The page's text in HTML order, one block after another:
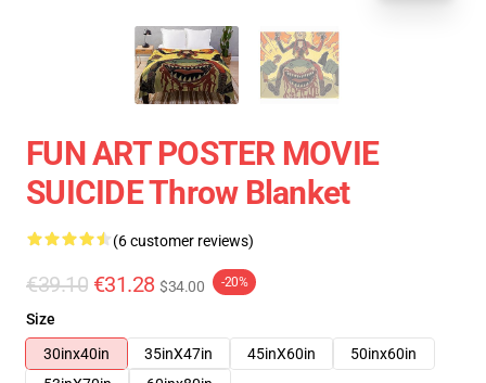
FUN ART POSTER MOVIE
SUICIDE Throw Blanket
(6 customer reviews)
€39.10 €31.28 $34.00 -20%
Size
30inx40in
35inX47in 45inX60in
50inx60in